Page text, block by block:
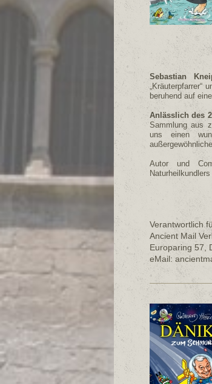
Sebastian
„Kräuterpfarrer“
beruhend auf
Anlässlich des
Sammlung aus
uns einen
Autor und
Verantwortlich
Ancient Mail
Europaring 57,
eMail: